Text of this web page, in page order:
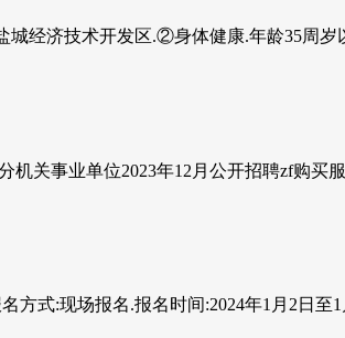
经济技术开发区.②身体健康.年龄35周岁
关事业单位2023年12月公开招聘zf购买
式:现场报名.报名时间:2024年1月2日至1